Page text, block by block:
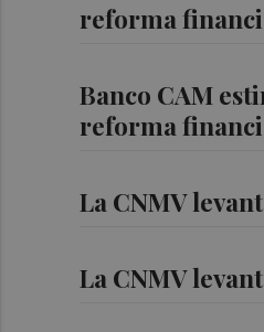
reforma
Banco CAM
reforma
La CNMV
La CNMV